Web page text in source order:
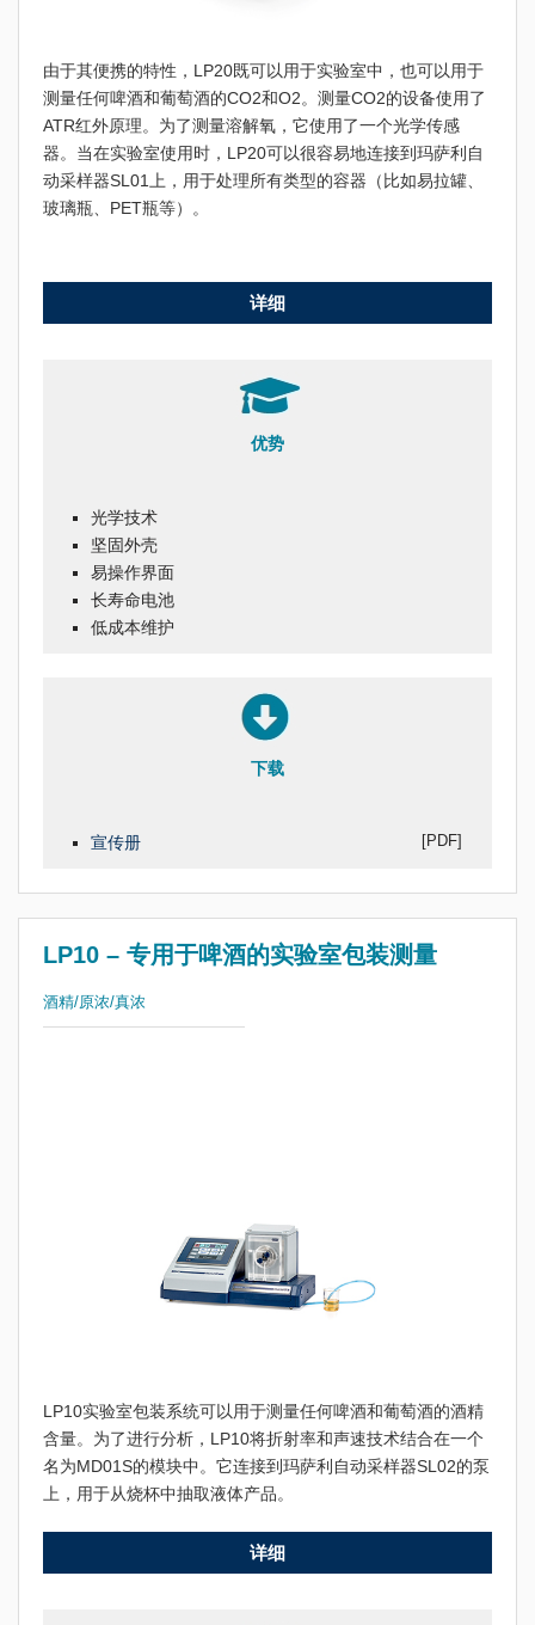
由于其便携的特性，LP20既可以用于实验室中，也可以用于
测量任何啤酒和葡萄酒的CO2和O2。测量CO2的设备使用了
ATR红外原理。为了测量溶解氧，它使用了一个光学传感
器。当在实验室使用时，LP20可以很容易地连接到玛萨利自
动采样器SL01上，用于处理所有类型的容器（比如易拉罐、
玻璃瓶、PET瓶等）。
详细
优势
光学技术
坚固外壳
易操作界面
长寿命电池
低成本维护
下载
宣传册 [PDF]
LP10 – 专用于啤酒的实验室包装测量
酒精/原浓/真浓
LP10实验室包装系统可以用于测量任何啤酒和葡萄酒的酒精
含量。为了进行分析，LP10将折射率和声速技术结合在一个
名为MD01S的模块中。它连接到玛萨利自动采样器SL02的泵
上，用于从烧杯中抽取液体产品。
详细